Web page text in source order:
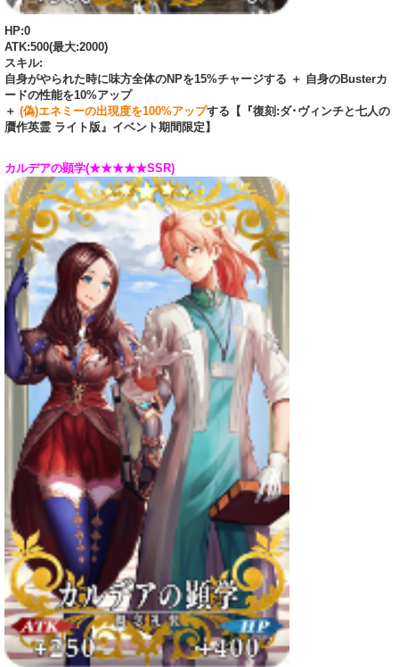
HP:0
ATK:500(最大:2000)
スキル:
自身がやられた時に味方全体のNPを15%チャージする ＋ 自身のBusterカ
ードの性能を10%アップ
＋ (偽)エネミーの出現度を100%アップする【『復刻:ダ･ヴィンチと七人の
贋作英霊 ライト版』イベント期間限定】
カルデアの顕学(★★★★★SSR)